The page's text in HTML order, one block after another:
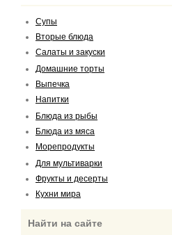
Супы
Вторые блюда
Салаты и закуски
Домашние торты
Выпечка
Напитки
Блюда из рыбы
Блюда из мяса
Морепродукты
Для мультиварки
Фрукты и десерты
Кухни мира
Найти на сайте